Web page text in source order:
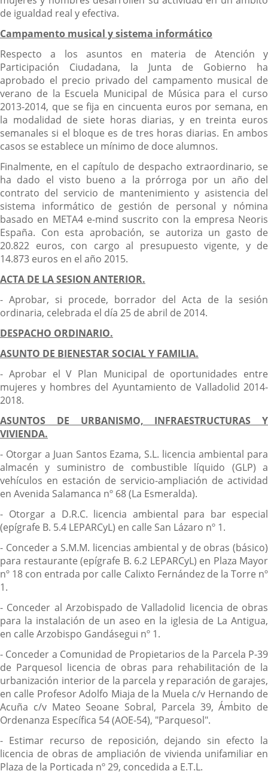
de igualdad real y efectiva.
Campamento musical y sistema informático
Respecto a los asuntos en materia de Atención y
Participación Ciudadana, la Junta de Gobierno ha
aprobado el precio privado del campamento musical de
verano de la Escuela Municipal de Música para el curso
2013-2014, que se fija en cincuenta euros por semana, en
la modalidad de siete horas diarias, y en treinta euros
semanales si el bloque es de tres horas diarias. En ambos
casos se establece un mínimo de doce alumnos.
Finalmente, en el capítulo de despacho extraordinario, se
ha dado el visto bueno a la prórroga por un año del
contrato del servicio de mantenimiento y asistencia del
sistema informático de gestión de personal y nómina
basado en META4 e-mind suscrito con la empresa Neoris
España. Con esta aprobación, se autoriza un gasto de
20.822 euros, con cargo al presupuesto vigente, y de
14.873 euros en el año 2015.
ACTA DE LA SESION ANTERIOR.
- Aprobar, si procede, borrador del Acta de la sesión
ordinaria, celebrada el día 25 de abril de 2014.
DESPACHO ORDINARIO.
ASUNTO DE BIENESTAR SOCIAL Y FAMILIA.
- Aprobar el V Plan Municipal de oportunidades entre
mujeres y hombres del Ayuntamiento de Valladolid 2014-
2018.
ASUNTOS DE URBANISMO, INFRAESTRUCTURAS Y
VIVIENDA.
- Otorgar a Juan Santos Ezama, S.L. licencia ambiental para
almacén y suministro de combustible líquido (GLP) a
vehículos en estación de servicio-ampliación de actividad
en Avenida Salamanca nº 68 (La Esmeralda).
- Otorgar a D.R.C. licencia ambiental para bar especial
(epígrafe B. 5.4 LEPARCyL) en calle San Lázaro nº 1.
- Conceder a S.M.M. licencias ambiental y de obras (básico)
para restaurante (epígrafe B. 6.2 LEPARCyL) en Plaza Mayor
nº 18 con entrada por calle Calixto Fernández de la Torre nº
1.
- Conceder al Arzobispado de Valladolid licencia de obras
para la instalación de un aseo en la iglesia de La Antigua,
en calle Arzobispo Gandásegui nº 1.
- Conceder a Comunidad de Propietarios de la Parcela P-39
de Parquesol licencia de obras para rehabilitación de la
urbanización interior de la parcela y reparación de garajes,
en calle Profesor Adolfo Miaja de la Muela c/v Hernando de
Acuña c/v Mateo Seoane Sobral, Parcela 39, Ámbito de
Ordenanza Específica 54 (AOE-54), "Parquesol".
- Estimar recurso de reposición, dejando sin efecto la
licencia de obras de ampliación de vivienda unifamiliar en
Plaza de la Porticada nº 29, concedida a E.T.L.